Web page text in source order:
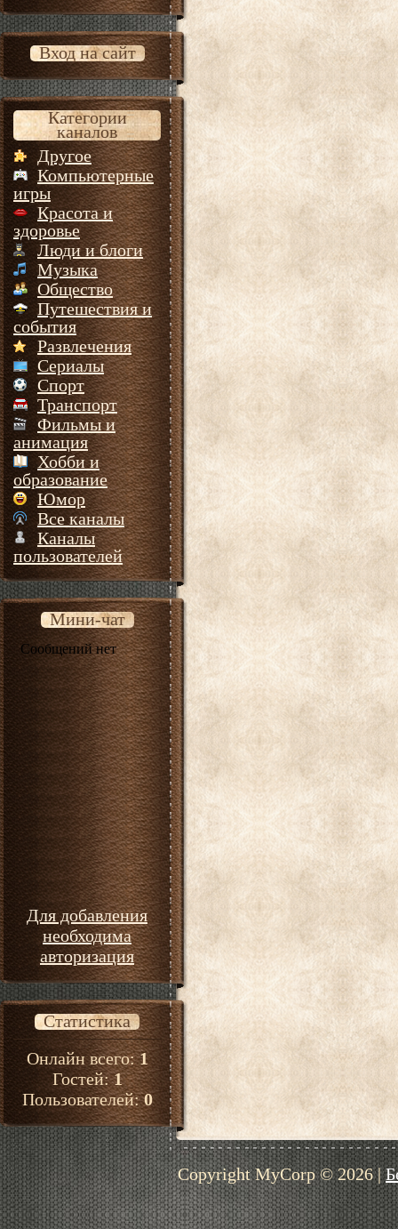
Вход на сайт
Категории
каналов
Другое
Компьютерные
игры
Красота и
здоровье
Люди и блоги
Музыка
Общество
Путешествия и
события
Развлечения
Сериалы
Спорт
Транспорт
Фильмы и
анимация
Хобби и
образование
Юмор
Все каналы
Каналы
пользователей
Мини-чат
Для добавления
необходима
авторизация
Статистика
Онлайн всего:1
Гостей:1
Пользователей:0
Copyright MyCorp © 2026|